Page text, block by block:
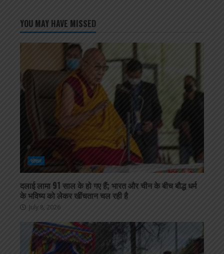
YOU MAY HAVE MISSED
सोशल
दलाई लामा 91 साल के हो गए हैं; भारत और चीन के बीच बौद्ध धर्म
के भविष्य को लेकर खींचतान चल रही है
July 8, 2026